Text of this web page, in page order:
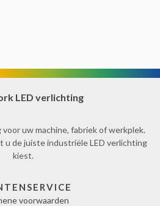
LED verlichting
uw machine, fabriek of werkplek.
u de juiste industriële LED verlichting
kiest.
voorwaarden